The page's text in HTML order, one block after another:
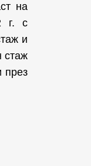
на
г. с
и
стаж
през